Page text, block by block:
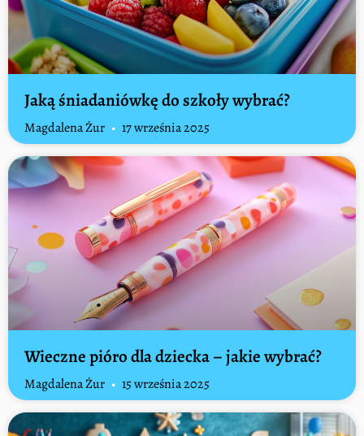
Jaką śniadaniówkę do szkoły wybrać?
Magdalena Żur 17 września 2025
Wieczne pióro dla dziecka – jakie wybrać?
Magdalena Żur 15 września 2025